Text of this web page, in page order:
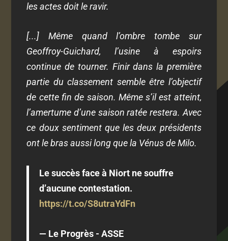
les actes doit le ravir.
[...] Même quand l’ombre tombe sur
Geoffroy-Guichard, l’usine à espoirs
continue de tourner. Finir dans la première
partie du classement semble être l’objectif
de cette fin de saison. Même s’il est atteint,
l’amertume d’une saison ratée restera. Avec
ce doux sentiment que les deux présidents
ont le bras aussi long que la Vénus de Milo.
Le succès face à Niort ne souffre
d’aucune contestation.
https://t.co/S8utraYdFn
— Le Progrès - ASSE